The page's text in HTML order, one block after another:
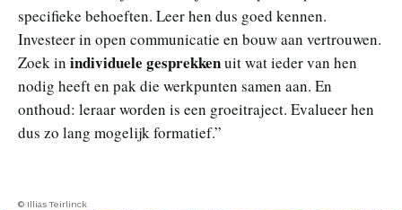
specifieke behoeften. Leer hen dus goed kennen.
Investeer in open communicatie en bouw aan vertrouwen.
Zoek in individuele gesprekkenuit wat ieder van hen
nodig heeft en pak die werkpunten samen aan. En
onthoud: leraar worden is een groeitraject. Evalueer hen
dus zo lang mogelijk formatief.”
© Illias Teirlinck